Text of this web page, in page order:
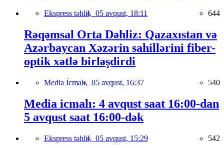
Ekspress təhlil, 05 avqust, 18:11 644
Rəqəmsal Orta Dəhliz: Qazaxıstan və
Azərbaycan Xəzərin sahillərini fiber-
optik xətlə birləşdirdi
Media İcmalı, 05 avqust, 16:37 540
Media icmalı: 4 avqust saat 16:00-dan
5 avqust saat 16:00-dək
Ekspress təhlil, 05 avqust, 15:29 542